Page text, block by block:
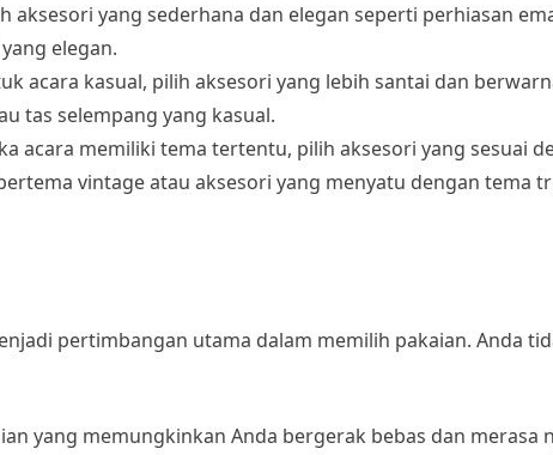
aksesori yang sederhana dan elegan seperti perhiasan
elegan.
acara kasual, pilih aksesori yang lebih santai dan
tas selempang yang kasual.
acara memiliki tema tertentu, pilih aksesori yang sesuai
vintage atau aksesori yang menyatu dengan tema
pertimbangan utama dalam memilih pakaian. Anda
yang memungkinkan Anda bergerak bebas dan merasa